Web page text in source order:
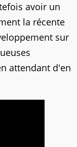
avoir un
la récente
sur
attendant d'en